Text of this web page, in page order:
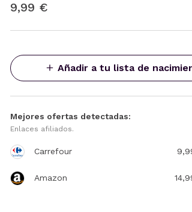
9,99 €
Añadir a tu lista de
Mejores ofertas detectadas:
Enlaces afiliados.
Carrefour
Amazon